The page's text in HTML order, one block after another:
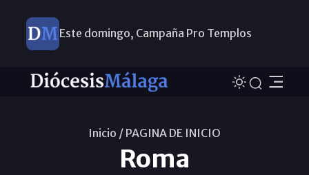
Este domingo, Campaña Pro Templos
Inicio / PAGINA DE INICIO
Roma